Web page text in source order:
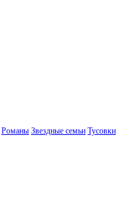
Романы Звездные семьи Тусовки